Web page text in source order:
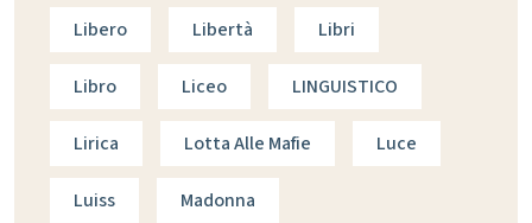
Libero Libertà Libri
Libro Liceo LINGUISTICO
Lirica Lotta Alle Mafie Luce
Luiss Madonna